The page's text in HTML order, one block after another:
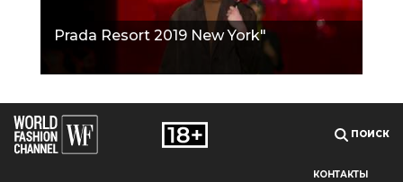
Prada Resort 2019 New York"
ПОИСК
КОНТАКТЫ